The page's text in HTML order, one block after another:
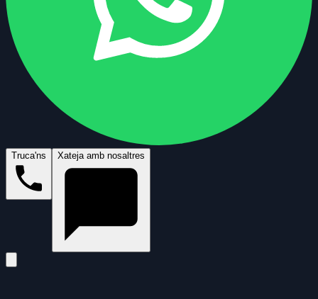
Truca'ns Xateja amb nosaltres